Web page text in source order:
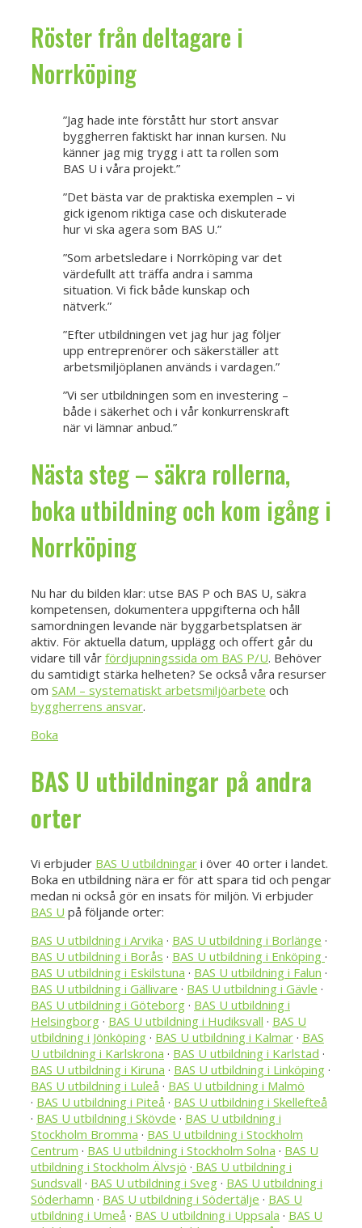
Röster från deltagare i
Norrköping
”Jag hade inte förstått hur stort ansvar
byggherren faktiskt har innan kursen. Nu
känner jag mig trygg i att ta rollen som
BAS U i våra projekt.”
”Det bästa var de praktiska exemplen – vi
gick igenom riktiga case och diskuterade
hur vi ska agera som BAS U.”
”Som arbetsledare i Norrköping var det
värdefullt att träffa andra i samma
situation. Vi fick både kunskap och
nätverk.”
”Efter utbildningen vet jag hur jag följer
upp entreprenörer och säkerställer att
arbetsmiljöplanen används i vardagen.”
”Vi ser utbildningen som en investering –
både i säkerhet och i vår konkurrenskraft
när vi lämnar anbud.”
Nästa steg – säkra rollerna,
boka utbildning och kom igång i
Norrköping
Nu har du bilden klar: utse BAS P och BAS U, säkra
kompetensen, dokumentera uppgifterna och håll
samordningen levande när byggarbetsplatsen är
aktiv. För aktuella datum, upplägg och offert går du
vidare till vår fördjupningssida om BAS P/U. Behöver
du samtidigt stärka helheten? Se också våra resurser
om SAM – systematiskt arbetsmiljöarbete och
byggherrens ansvar.
Boka
BAS U utbildningar på andra
orter
Vi erbjuder BAS U utbildningar i över 40 orter i landet.
Boka en utbildning nära er för att spara tid och pengar
medan ni också gör en insats för miljön. Vi erbjuder
BAS U på följande orter:
BAS U utbildning i Arvika · BAS U utbildning i Borlänge ·
BAS U utbildning i Borås · BAS U utbildning i Enköping ·
BAS U utbildning i Eskilstuna · BAS U utbildning i Falun ·
BAS U utbildning i Gällivare · BAS U utbildning i Gävle ·
BAS U utbildning i Göteborg · BAS U utbildning i
Helsingborg · BAS U utbildning i Hudiksvall · BAS U
utbildning i Jönköping · BAS U utbildning i Kalmar · BAS
U utbildning i Karlskrona · BAS U utbildning i Karlstad ·
BAS U utbildning i Kiruna · BAS U utbildning i Linköping ·
BAS U utbildning i Luleå · BAS U utbildning i Malmö
· BAS U utbildning i Piteå · BAS U utbildning i Skellefteå
· BAS U utbildning i Skövde · BAS U utbildning i
Stockholm Bromma · BAS U utbildning i Stockholm
Centrum · BAS U utbildning i Stockholm Solna · BAS U
utbildning i Stockholm Älvsjö · BAS U utbildning i
Sundsvall · BAS U utbildning i Sveg · BAS U utbildning i
Söderhamn · BAS U utbildning i Södertälje · BAS U
utbildning i Umeå · BAS U utbildning i Uppsala · BAS U